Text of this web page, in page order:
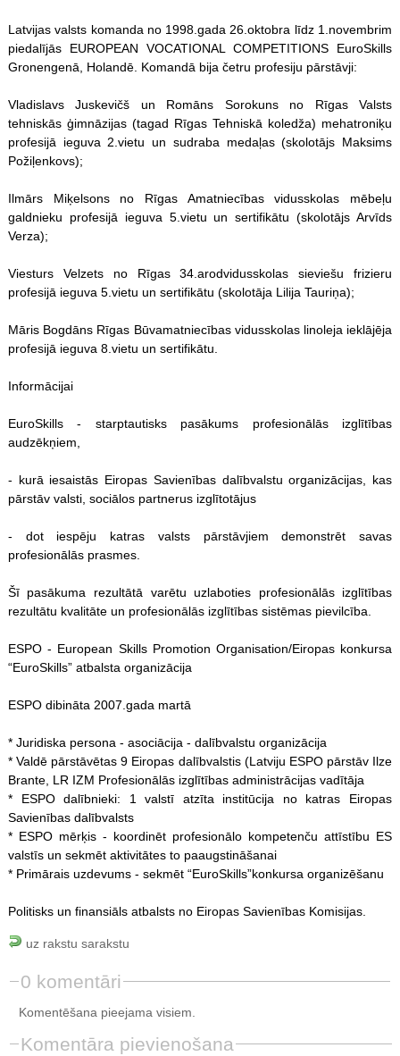
Latvijas valsts komanda no 1998.gada 26.oktobra līdz 1.novembrim
piedalījās EUROPEAN VOCATIONAL COMPETITIONS EuroSkills
Gronengenā, Holandē. Komandā bija četru profesiju pārstāvji:
Vladislavs Juskevičš un Romāns Sorokuns no Rīgas Valsts
tehniskās ģimnāzijas (tagad Rīgas Tehniskā koledža) mehatroniķu
profesijā ieguva 2.vietu un sudraba medaļas (skolotājs Maksims
Požiļenkovs);
Ilmārs Miķelsons no Rīgas Amatniecības vidusskolas mēbeļu
galdnieku profesijā ieguva 5.vietu un sertifikātu (skolotājs Arvīds
Verza);
Viesturs Velzets no Rīgas 34.arodvidusskolas sieviešu frizieru
profesijā ieguva 5.vietu un sertifikātu (skolotāja Lilija Tauriņa);
Māris Bogdāns Rīgas Būvamatniecības vidusskolas linoleja ieklājēja
profesijā ieguva 8.vietu un sertifikātu.
Informācijai
EuroSkills - starptautisks pasākums profesionālās izglītības
audzēkņiem,
- kurā iesaistās Eiropas Savienības dalībvalstu organizācijas, kas
pārstāv valsti, sociālos partnerus izglītotājus
- dot iespēju katras valsts pārstāvjiem demonstrēt savas
profesionālās prasmes.
Šī pasākuma rezultātā varētu uzlaboties profesionālās izglītības
rezultātu kvalitāte un profesionālās izglītības sistēmas pievilcība.
ESPO - European Skills Promotion Organisation/Eiropas konkursa
“EuroSkills” atbalsta organizācija
ESPO dibināta 2007.gada martā
* Juridiska persona - asociācija - dalībvalstu organizācija
* Valdē pārstāvētas 9 Eiropas dalībvalstis (Latviju ESPO pārstāv Ilze
Brante, LR IZM Profesionālās izglītības administrācijas vadītāja
* ESPO dalībnieki: 1 valstī atzīta institūcija no katras Eiropas
Savienības dalībvalsts
* ESPO mērķis - koordinēt profesionālo kompetenču attīstību ES
valstīs un sekmēt aktivitātes to paaugstināšanai
* Primārais uzdevums - sekmēt “EuroSkills”konkursa organizēšanu
Politisks un finansiāls atbalsts no Eiropas Savienības Komisijas.
uz rakstu sarakstu
0 komentāri
Komentēšana pieejama visiem.
Komentāra pievienošana